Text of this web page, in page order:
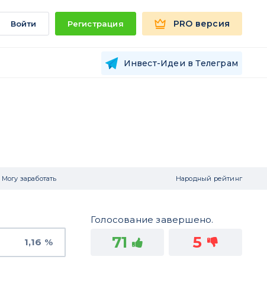
Войти Регистрация PRO версия
Инвест-Идеи в Телеграм
Могу заработать Народный рейтинг
1,16 %
Голосование завершено.
71 5